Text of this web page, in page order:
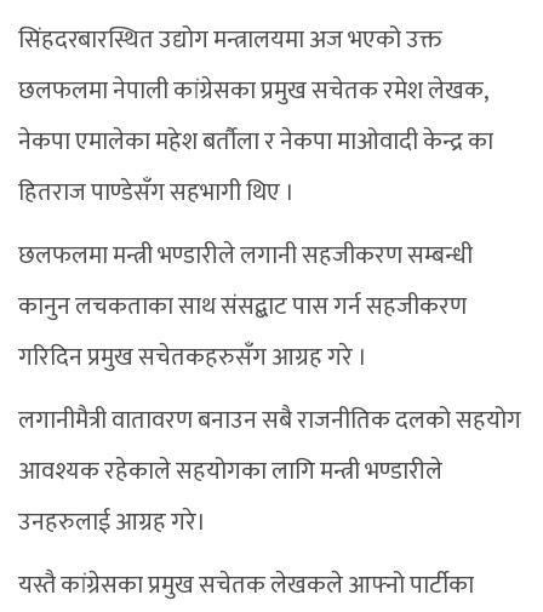
सिंहदरबारस्थित उद्योग मन्त्रालयमा अज भएको उक्त
छलफलमा नेपाली कांग्रेसका प्रमुख सचेतक रमेश लेखक,
नेकपा एमालेका महेश बर्तौला र नेकपा माओवादी केन्द्र का
हितराज पाण्डेसँग सहभागी थिए ।
छलफलमा मन्त्री भण्डारीले लगानी सहजीकरण सम्बन्धी
कानुन लचकताका साथ संसद्बाट पास गर्न सहजीकरण
गरिदिन प्रमुख सचेतकहरुसँग आग्रह गरे ।
लगानीमैत्री वातावरण बनाउन सबै राजनीतिक दलको सहयोग
आवश्यक रहेकाले सहयोगका लागि मन्त्री भण्डारीले
उनहरुलाई आग्रह गरे।
यस्तै कांग्रेसका प्रमुख सचेतक लेखकले आफ्नो पार्टीका